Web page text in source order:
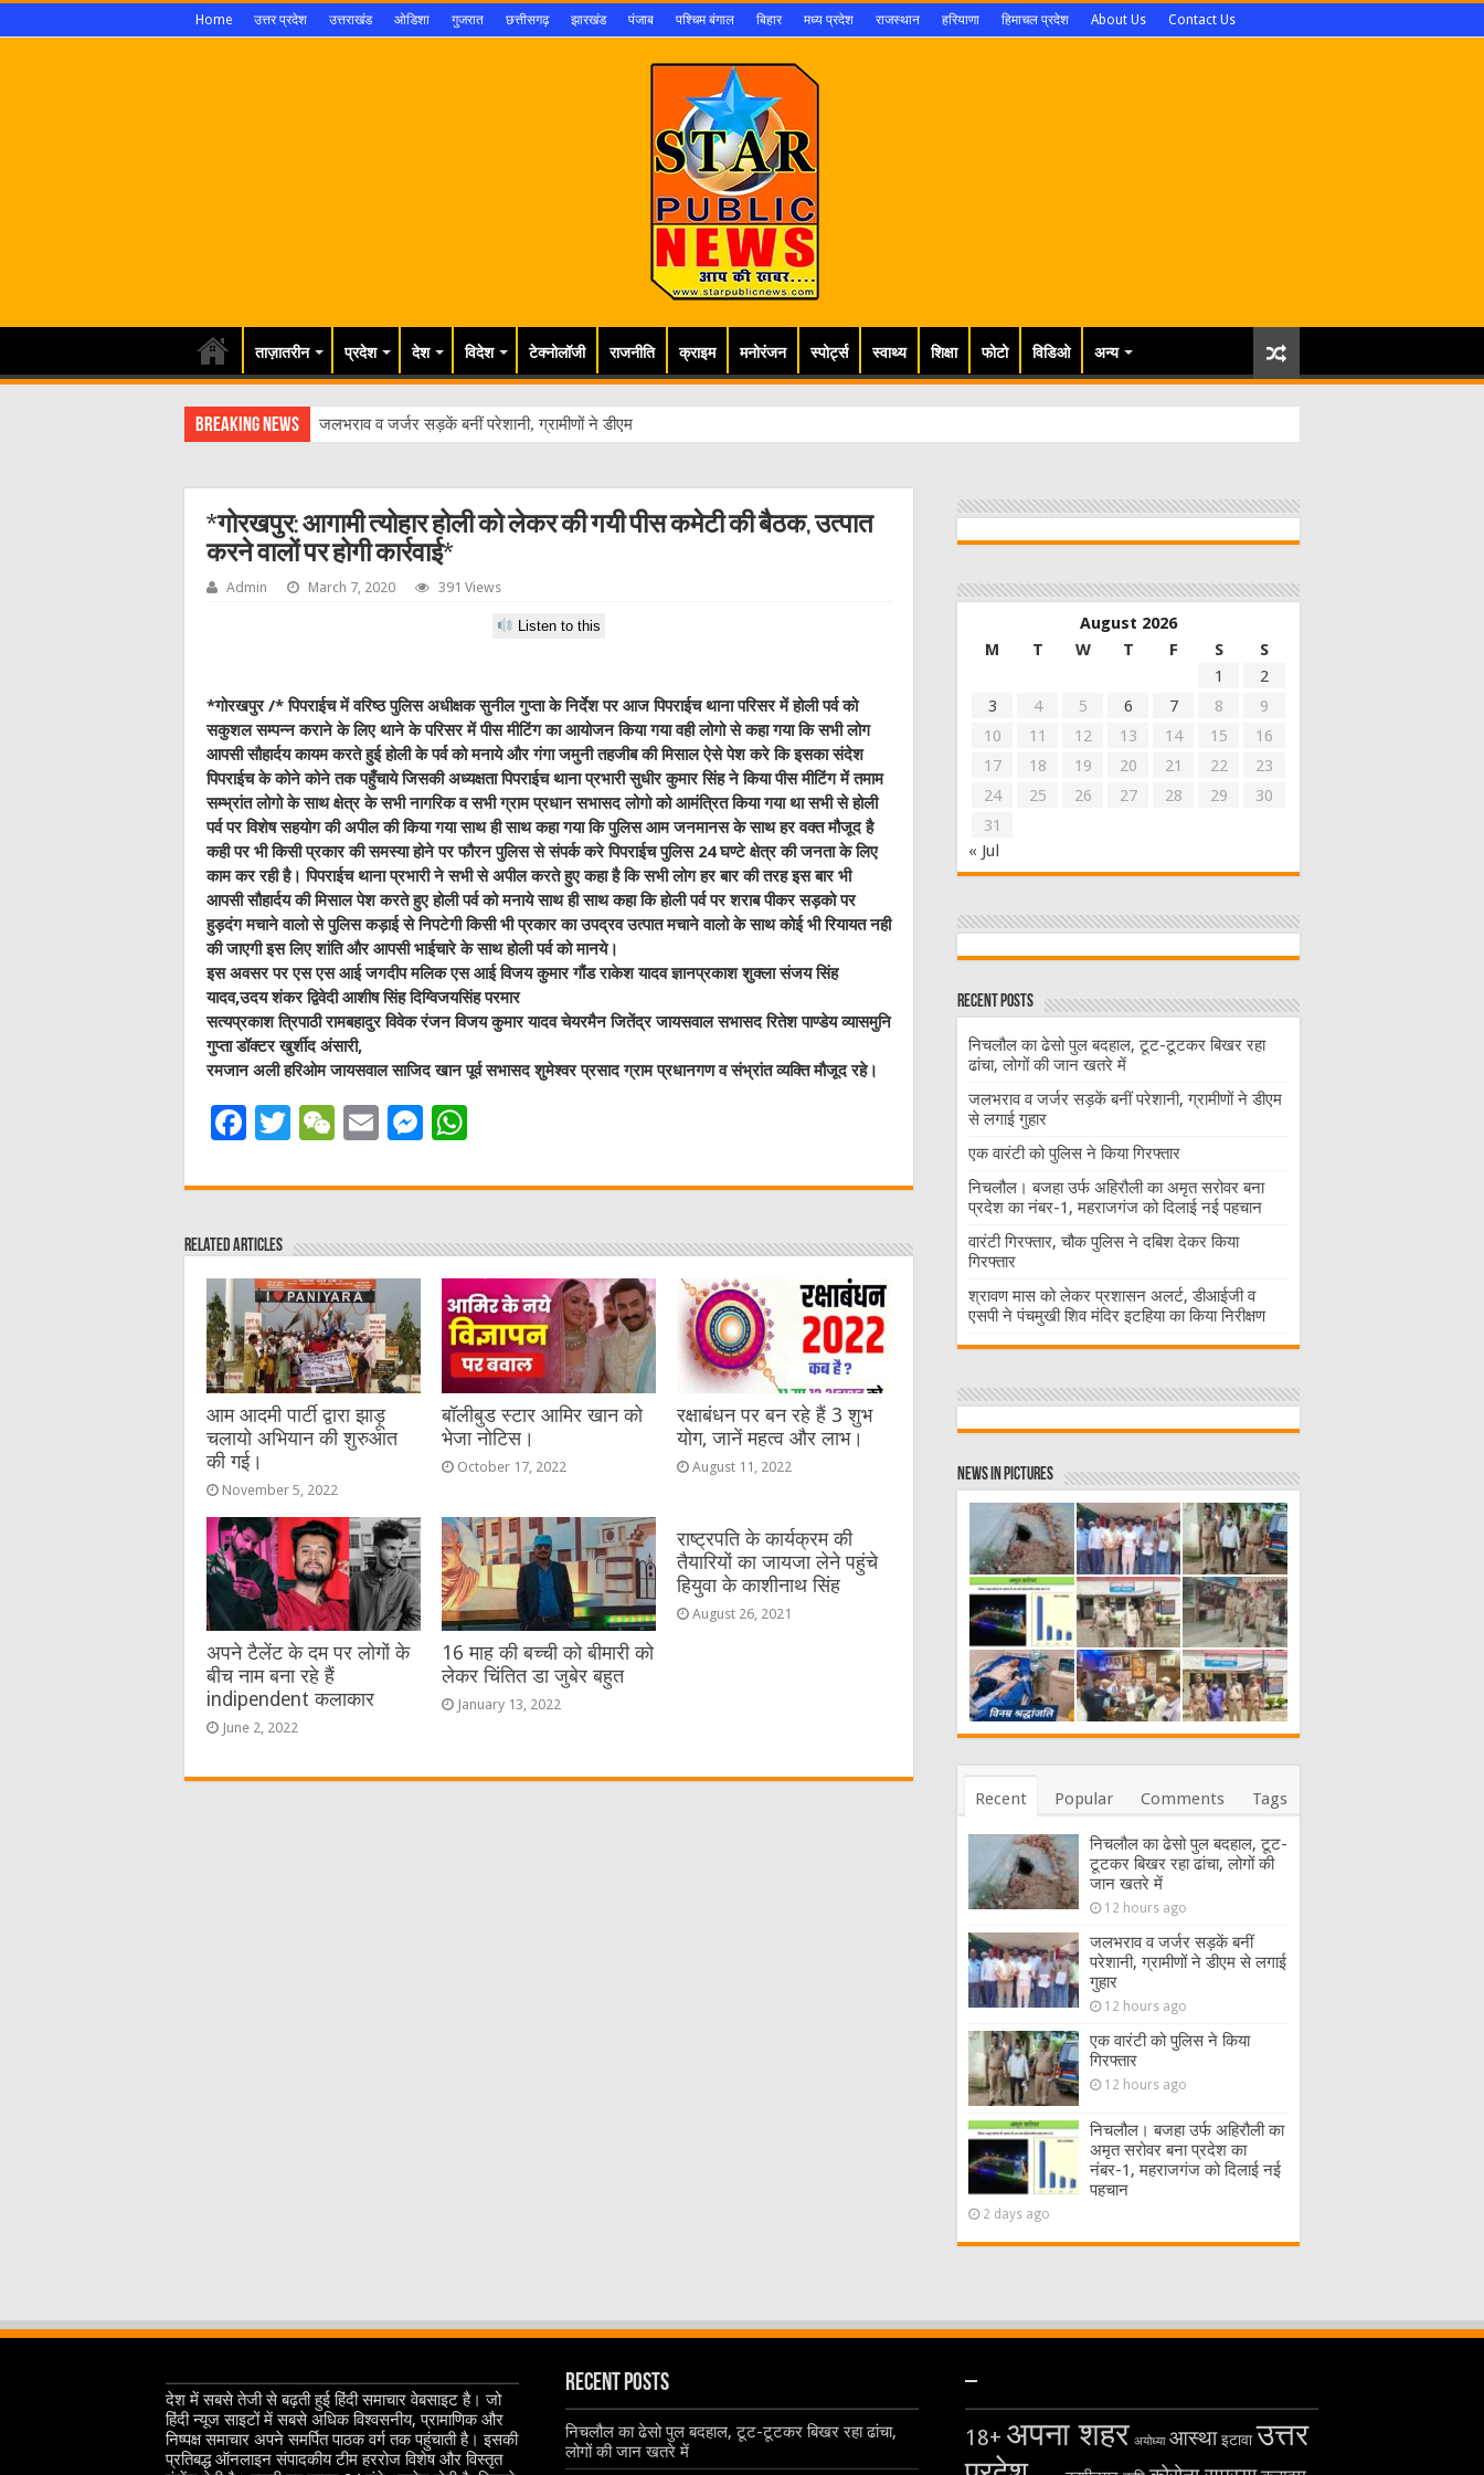
Home उत्तर प्रदेश उत्तराखंड ओडिशा गुजरात छत्तीसगढ़ झारखंड पंजाब पश्चिम बंगाल बिहार मध्य प्रदेश राजस्थान हरियाणा हिमाचल प्रदेश About Us Contact Us
ताज़ातरीन प्रदेश देश विदेश टेक्नोलॉजी राजनीति क्राइम मनोरंजन स्पोर्ट्स स्वाथ्य शिक्षा फोटो विडिओ अन्य
Breaking News जलभराव व जर्जर सड़कें बनीं परेशानी, ग्रामीणों ने डीएम से लगाई गुहार
*गोरखपुर: आगामी त्योहार होली को लेकर की गयी पीस कमेटी की बैठक, उत्पात
करने वालों पर होगी कार्रवाई*
Admin March 7, 2020 391 Views
Listen to this
*गोरखपुर /* पिपराईच में वरिष्ठ पुलिस अधीक्षक सुनील गुप्ता के निर्देश पर आज पिपराईच थाना परिसर में होली पर्व को
सकुशल सम्पन्न कराने के लिए थाने के परिसर में पीस मीटिंग का आयोजन किया गया वही लोगो से कहा गया कि सभी लोग
आपसी सौहार्दय कायम करते हुई होली के पर्व को मनाये और गंगा जमुनी तहजीब की मिसाल ऐसे पेश करे कि इसका संदेश
पिपराईच के कोने कोने तक पहुँचाये जिसकी अध्यक्षता पिपराईच थाना प्रभारी सुधीर कुमार सिंह ने किया पीस मीटिंग में तमाम
सम्भ्रांत लोगो के साथ क्षेत्र के सभी नागरिक व सभी ग्राम प्रधान सभासद लोगो को आमंत्रित किया गया था सभी से होली
पर्व पर विशेष सहयोग की अपील की किया गया साथ ही साथ कहा गया कि पुलिस आम जनमानस के साथ हर वक्त मौजूद है
कही पर भी किसी प्रकार की समस्या होने पर फौरन पुलिस से संपर्क करे पिपराईच पुलिस 24 घण्टे क्षेत्र की जनता के लिए
काम कर रही है। पिपराईच थाना प्रभारी ने सभी से अपील करते हुए कहा है कि सभी लोग हर बार की तरह इस बार भी
आपसी सौहार्दय की मिसाल पेश करते हुए होली पर्व को मनाये साथ ही साथ कहा कि होली पर्व पर शराब पीकर सड़को पर
हुड़दंग मचाने वालो से पुलिस कड़ाई से निपटेगी किसी भी प्रकार का उपद्रव उत्पात मचाने वालो के साथ कोई भी रियायत नही
की जाएगी इस लिए शांति और आपसी भाईचारे के साथ होली पर्व को मानये।
इस अवसर पर एस एस आई जगदीप मलिक एस आई विजय कुमार गौंड राकेश यादव ज्ञानप्रकाश शुक्ला संजय सिंह
यादव,उदय शंकर द्विवेदी आशीष सिंह दिग्विजयसिंह परमार
सत्यप्रकाश त्रिपाठी रामबहादुर विवेक रंजन विजय कुमार यादव चेयरमैन जितेंद्र जायसवाल सभासद रितेश पाण्डेय व्यासमुनि
गुप्ता डॉक्टर खुर्शीद अंसारी,
रमजान अली हरिओम जायसवाल साजिद खान पूर्व सभासद शुमेश्वर प्रसाद ग्राम प्रधानगण व संभ्रांत व्यक्ति मौजूद रहे।
F
c
e
b
o
o
k
T
it
r
W
C
at
E
ai
M
ss
n
g
er
at
A
p
p
Related Articles
आम आदमी पार्टी द्वारा झाड़ू
चलायो अभियान की शुरुआत
की गई।
November 5, 2022
बॉलीबुड स्टार आमिर खान को
भेजा नोटिस।
October 17, 2022
रक्षाबंधन पर बन रहे हैं 3 शुभ
योग, जानें महत्व और लाभ।
August 11, 2022
अपने टैलेंट के दम पर लोगों के
बीच नाम बना रहे हैं
indipendent कलाकार
June 2, 2022
16 माह की बच्ची को बीमारी को
लेकर चिंतित डा जुबेर बहुत
January 13, 2022
राष्ट्रपति के कार्यक्रम की
तैयारियों का जायजा लेने पहुंचे
हियुवा के काशीनाथ सिंह
August 26, 2021
August 2026
M
T W T F S
S
1
2
3
4 5 6 7 8
9
10
11 12 13 14 15
16
17
18 19 20 21 22
23
24
25 26 27 28 29
30
31
« Jul
Recent Posts
निचलौल का ढेसो पुल बदहाल, टूट-टूटकर बिखर रहा
ढांचा, लोगों की जान खतरे में
जलभराव व जर्जर सड़कें बनीं परेशानी, ग्रामीणों ने डीएम
से लगाई गुहार
एक वारंटी को पुलिस ने किया गिरफ्तार
निचलौल। बजहा उर्फ अहिरौली का अमृत सरोवर बना
प्रदेश का नंबर-1, महराजगंज को दिलाई नई पहचान
वारंटी गिरफ्तार, चौक पुलिस ने दबिश देकर किया
गिरफ्तार
श्रावण मास को लेकर प्रशासन अलर्ट, डीआईजी व
एसपी ने पंचमुखी शिव मंदिर इटहिया का किया निरीक्षण
News in Pictures
Recent Popular Comments Tags
निचलौल का ढेसो पुल बदहाल, टूट-
टूटकर बिखर रहा ढांचा, लोगों की
जान खतरे में
12 hours ago
जलभराव व जर्जर सड़कें बनीं
परेशानी, ग्रामीणों ने डीएम से लगाई
गुहार
12 hours ago
एक वारंटी को पुलिस ने किया
गिरफ्तार
12 hours ago
निचलौल। बजहा उर्फ अहिरौली का
अमृत सरोवर बना प्रदेश का
नंबर-1, महराजगंज को दिलाई नई
पहचान
2 days ago
देश में सबसे तेजी से बढ़ती हुई हिंदी समाचार वेबसाइट है। जो
हिंदी न्यूज साइटों में सबसे अधिक विश्वसनीय, प्रामाणिक और
निष्पक्ष समाचार अपने समर्पित पाठक वर्ग तक पहुंचाती है। इसकी
प्रतिबद्ध ऑनलाइन संपादकीय टीम हररोज विशेष और विस्तृत
Recent Posts
निचलौल का ढेसो पुल बदहाल, टूट-टूटकर बिखर रहा ढांचा,
लोगों की जान खतरे में
–
18+ अपना शहर अयोध्या आस्था इटावा उत्तर